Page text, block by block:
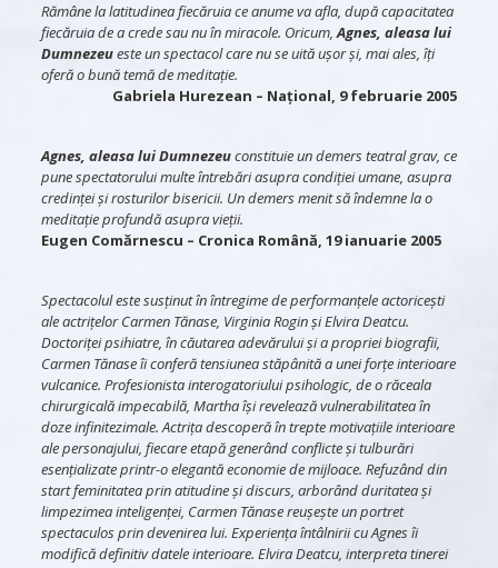
Rămâne la latitudinea fiecăruia ce anume va afla, după capacitatea
fiecăruia de a crede sau nu în miracole. Oricum,Agnes, aleasa lui
Dumnezeueste un spectacol care nu se uită ușor și, mai ales, îți
oferă o bună temă de meditație.
Gabriela Hurezean – Național, 9 februarie 2005
Agnes, aleasa lui Dumnezeuconstituie un demers teatral grav, ce
pune spectatorului multe întrebări asupra condiției umane, asupra
credinței și rosturilor bisericii. Un demers menit să îndemne la o
meditație profundă asupra vieții.
Eugen Comărnescu – Cronica Română, 19 ianuarie 2005
Spectacolul este susținut în întregime de performanțele actoricești
ale actrițelor Carmen Tănase, Virginia Rogin și Elvira Deatcu.
Doctoriței psihiatre, în căutarea adevărului și a propriei biografii,
Carmen Tănase îi conferă tensiunea stăpânită a unei forțe interioare
vulcanice. Profesionista interogatoriului psihologic, de o răceala
chirurgicală impecabilă, Martha își revelează vulnerabilitatea în
doze infinitezimale. Actrița descoperă în trepte motivațiile interioare
ale personajului, fiecare etapă generând conflicte și tulburări
esențializate printr-o elegantă economie de mijloace. Refuzând din
start feminitatea prin atitudine și discurs, arborând duritatea și
limpezimea inteligenței, Carmen Tănase reușește un portret
spectaculos prin devenirea lui. Experiența întâlnirii cu Agnes îi
modifică definitiv datele interioare. Elvira Deatcu, interpreta tinerei